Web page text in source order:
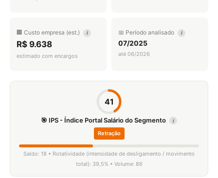
🏢 Custo empresa (est.) i
R$ 9.638
estimado com encargos
📅 Período analisado i
07/2025
até 06/2026
41
🎯 IPS - Índice Portal Salário do Segmento i
Retração
Saldo: 18 • Rotatividade (intensidade de desligamento / movimento
total): 39,5% • Volume: 86